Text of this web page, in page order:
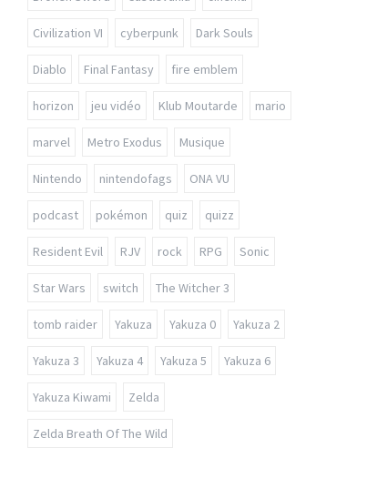
Civilization VI cyberpunk Dark Souls
Diablo Final Fantasy fire emblem
horizon jeu vidéo Klub Moutarde mario
marvel Metro Exodus Musique
Nintendo nintendofags ONA VU
podcast pokémon quiz quizz
Resident Evil RJV rock RPG Sonic
Star Wars switch The Witcher 3
tomb raider Yakuza Yakuza 0 Yakuza 2
Yakuza 3 Yakuza 4 Yakuza 5 Yakuza 6
Yakuza Kiwami Zelda
Zelda Breath Of The Wild